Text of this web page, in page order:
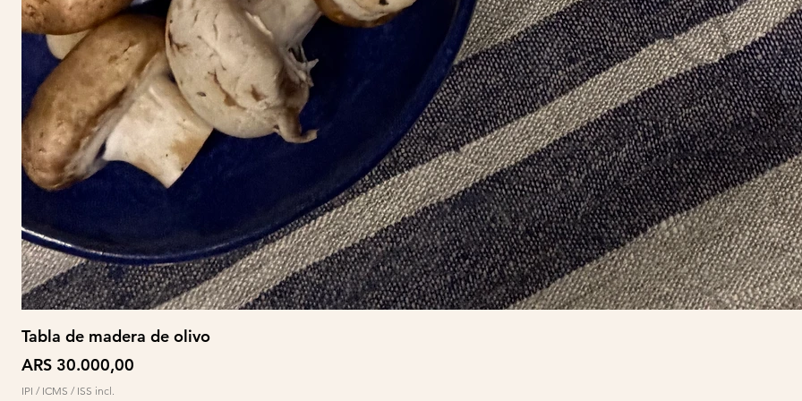
Tabla de madera de olivo
Preço
ARS 30.000,00
IPI / ICMS / ISS incl.